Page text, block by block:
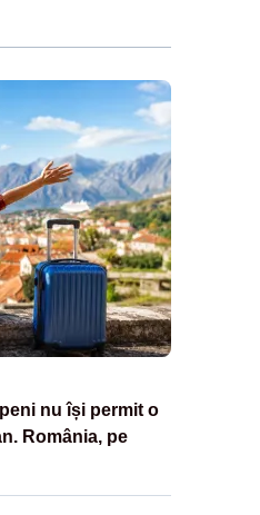
nu își permit o
România, pe